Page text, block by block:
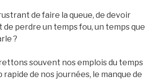
de faire la queue, de devoir
perdre un temps fou, un temps que
?
souvent nos emplois du temps
de nos journées, le manque de